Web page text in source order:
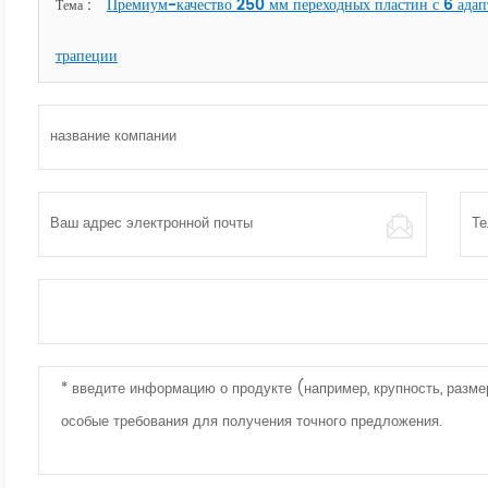
Тема : Премиум-качество 250 мм переходных пластин с 6
трапеции